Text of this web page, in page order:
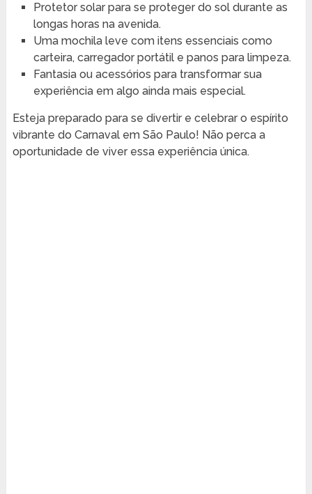
Protetor solar para se proteger do sol durante as
longas horas na avenida.
Uma mochila leve com itens essenciais como
carteira, carregador portátil e panos para limpeza.
Fantasia ou acessórios para transformar sua
experiência em algo ainda mais especial.
Esteja preparado para se divertir e celebrar o espírito
vibrante do Carnaval em São Paulo! Não perca a
oportunidade de viver essa experiência única.